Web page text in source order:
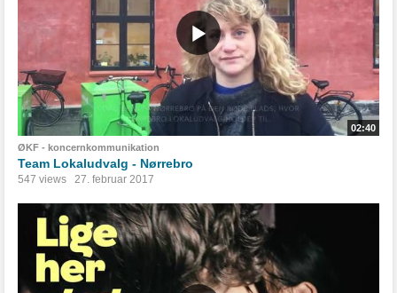
02:40
ØKF - koncernkommunikation
Team Lokaludvalg - Nørrebro
547 views 27. februar 2017